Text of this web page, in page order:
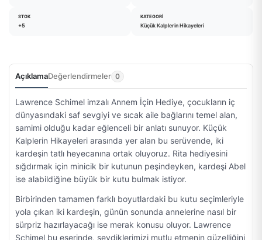
STOK
+5
KATEGORI
Küçük Kalplerin Hikayeleri
AçıklamaDeğerlendirmeler 0
Lawrence Schimel imzalı Annem İçin Hediye, çocukların iç
dünyasındaki saf sevgiyi ve sıcak aile bağlarını temel alan,
samimi olduğu kadar eğlenceli bir anlatı sunuyor. Küçük
Kalplerin Hikayeleri arasında yer alan bu serüvende, iki
kardeşin tatlı heyecanına ortak oluyoruz. Rita hediyesini
sığdırmak için minicik bir kutunun peşindeyken, kardeşi Abel
ise alabildiğine büyük bir kutu bulmak istiyor.
Birbirinden tamamen farklı boyutlardaki bu kutu seçimleriyle
yola çıkan iki kardeşin, günün sonunda annelerine nasıl bir
sürpriz hazırlayacağı ise merak konusu oluyor. Lawrence
Schimel bu eserinde, sevdiklerimizi mutlu etmenin güzelliğini